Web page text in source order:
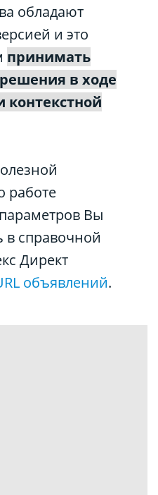
обладают
и это
принимать
в ходе
работе
Вы
в справочной
Директ
объявлений.